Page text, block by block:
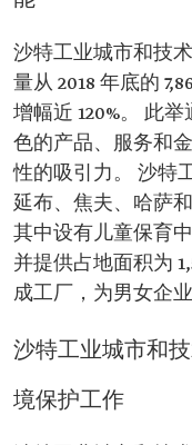
沙特工业城市和技
量从 2018 年底的
增幅近 120%。 此
色的产品、服务和
性的吸引力。 沙特
延布、焦夫、哈萨
其中设有儿童保育
并提供占地面积为
成工厂，为男女企
沙特工业城市和
境保护工作